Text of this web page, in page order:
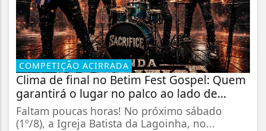
COMPETIÇÃO ACIRRADA
Clima de final no Betim Fest Gospel: Quem
garantirá o lugar no palco ao lado de...
Faltam poucas horas! No próximo sábado
(1º/8), a Igreja Batista da Lagoinha, no...